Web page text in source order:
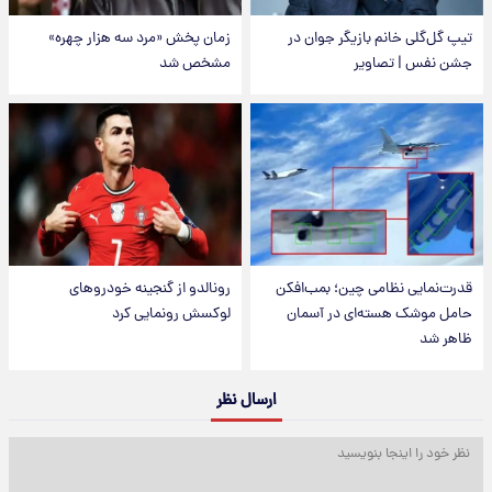
تیپ گل‌گلی خانم بازیگر جوان در
جشن نفس | تصاویر
زمان پخش «مرد سه هزار چهره»
مشخص شد
قدرت‌نمایی نظامی چین؛ بمب‌افکن
حامل موشک هسته‌ای در آسمان
ظاهر شد
رونالدو از گنجینه خودروهای
لوکسش رونمایی کرد
ارسال نظر